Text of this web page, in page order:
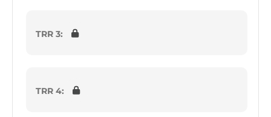
TRR 3:
TRR 4: